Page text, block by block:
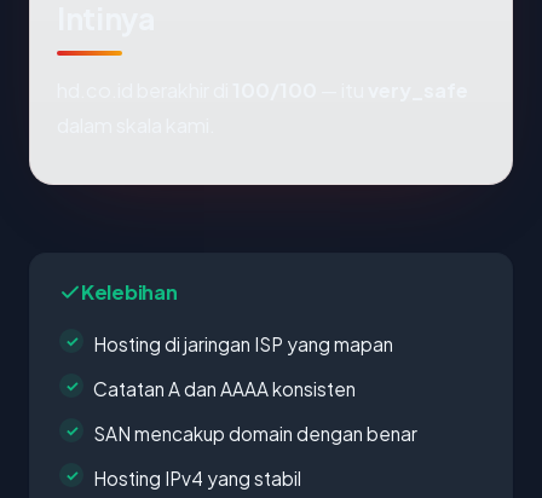
Kelebihan
Hosting di jaringan ISP yang mapan
Catatan A dan AAAA konsisten
SAN mencakup domain dengan benar
Hosting IPv4 yang stabil